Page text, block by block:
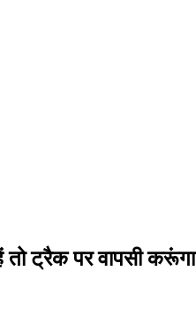
ट्रैक पर वापसी करूंगा